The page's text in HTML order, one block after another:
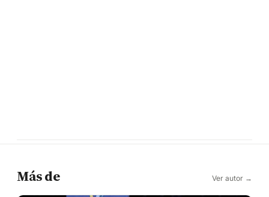
Más de Ver autor →